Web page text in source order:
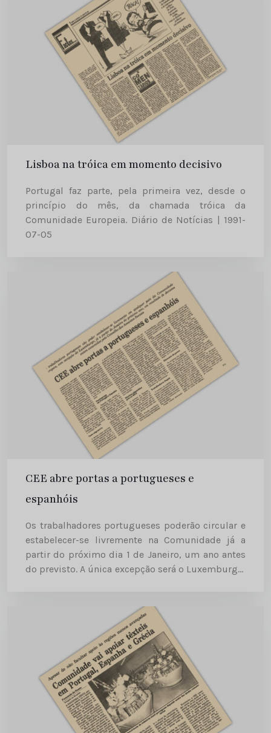
Lisboa na tróica em momento decisivo
Portugal faz parte, pela primeira vez, desde o
princípio do mês, da chamada tróica da
Comunidade Europeia. Diário de Notícias | 1991-
07-05
CEE abre portas a portugueses e
espanhóis
Os trabalhadores portugueses poderão circular e
estabelecer-se livremente na Comunidade já a
partir do próximo dia 1 de Janeiro, um ano antes
do previsto. A única excepção será o Luxemburgo,